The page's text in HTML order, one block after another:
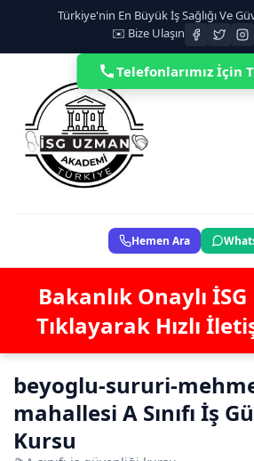
Türkiye'nin En Büyük İş Sağlığı Ve
✉️ Bize Ulaşın
Hemen Ara
Bakanlık Onaylı
Tıklayarak Hızlı
beyoglu-sururi-
mahallesi A Sınıfı İş
Kursu
Telefonlarımız İçin